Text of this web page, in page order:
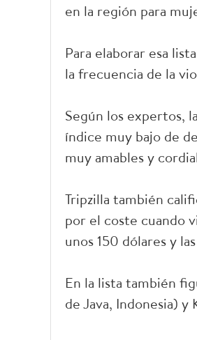
en la región para
Para elaborar esa
la frecuencia de la
Según los expertos,
índice muy bajo de
muy amables y
Tripzilla también
por el coste cuando
unos 150 dólares y
En la lista también
de Java, Indonesia) y